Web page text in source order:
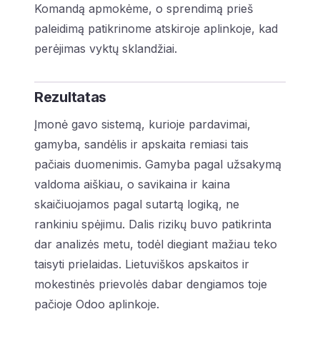
Komandą apmokėme, o sprendimą prieš
paleidimą patikrinome atskiroje aplinkoje, kad
perėjimas vyktų sklandžiai.
Rezultatas
Įmonė gavo sistemą, kurioje pardavimai,
gamyba, sandėlis ir apskaita remiasi tais
pačiais duomenimis. Gamyba pagal užsakymą
valdoma aiškiau, o savikaina ir kaina
skaičiuojamos pagal sutartą logiką, ne
rankiniu spėjimu. Dalis rizikų buvo patikrinta
dar analizės metu, todėl diegiant mažiau teko
taisyti prielaidas. Lietuviškos apskaitos ir
mokestinės prievolės dabar dengiamos toje
pačioje Odoo aplinkoje.